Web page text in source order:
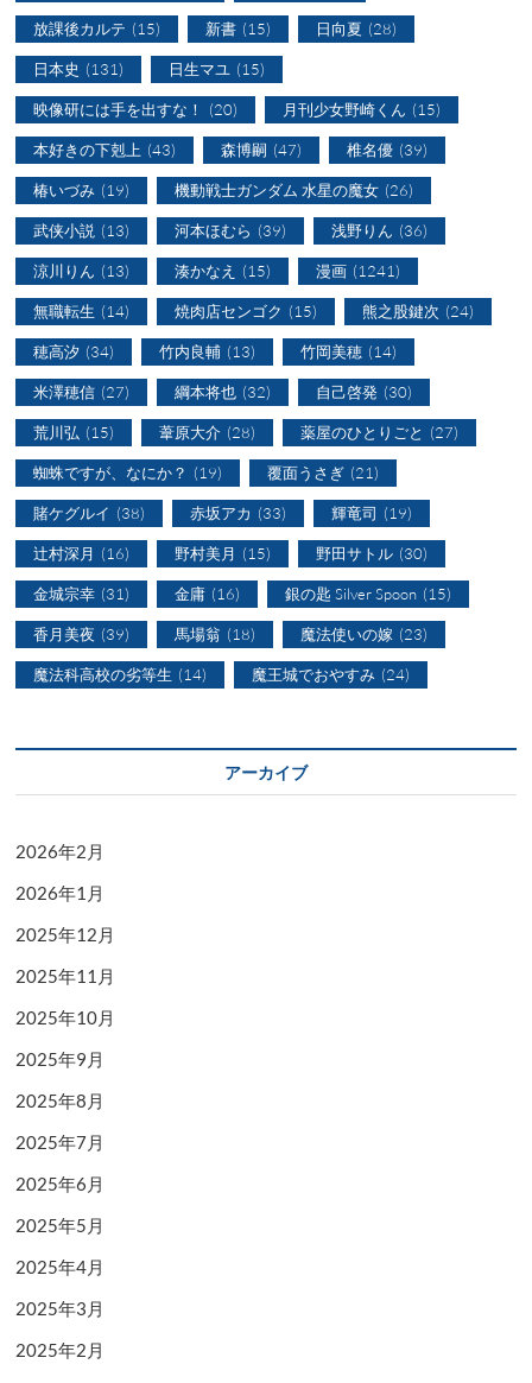
放課後カルテ (15) 新書 (15) 日向夏 (28)
日本史 (131) 日生マユ (15)
映像研には手を出すな！ (20) 月刊少女野崎くん (15)
本好きの下剋上 (43) 森博嗣 (47) 椎名優 (39)
椿いづみ (19) 機動戦士ガンダム 水星の魔女 (26)
武侠小説 (13) 河本ほむら (39) 浅野りん (36)
涼川りん (13) 湊かなえ (15) 漫画 (1241)
無職転生 (14) 焼肉店センゴク (15) 熊之股鍵次 (24)
穂高汐 (34) 竹内良輔 (13) 竹岡美穂 (14)
米澤穂信 (27) 綱本将也 (32) 自己啓発 (30)
荒川弘 (15) 葦原大介 (28) 薬屋のひとりごと (27)
蜘蛛ですが、なにか？ (19) 覆面うさぎ (21)
賭ケグルイ (38) 赤坂アカ (33) 輝竜司 (19)
辻村深月 (16) 野村美月 (15) 野田サトル (30)
金城宗幸 (31) 金庸 (16) 銀の匙 Silver Spoon (15)
香月美夜 (39) 馬場翁 (18) 魔法使いの嫁 (23)
魔法科高校の劣等生 (14) 魔王城でおやすみ (24)
アーカイブ
2026年2月
2026年1月
2025年12月
2025年11月
2025年10月
2025年9月
2025年8月
2025年7月
2025年6月
2025年5月
2025年4月
2025年3月
2025年2月